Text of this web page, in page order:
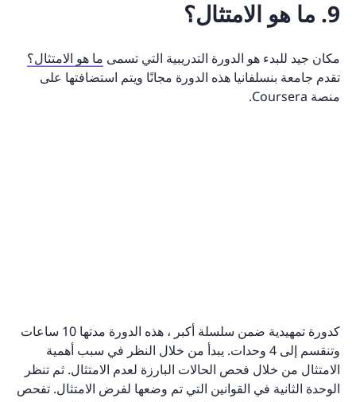
9. ما هو الامتثال؟
مكان جيد للبدء هو الدورة التدريبية التي تسمى ما هو الامتثال؟
تقدم جامعة بنسلفانيا هذه الدورة مجانًا ويتم استضافتها على
منصة Coursera.
كدورة تمهيدية ضمن سلسلة أكبر ، هذه الدورة مدتها 10 ساعات
وتنقسم إلى 4 وحدات. يبدأ من خلال النظر في سبب أهمية
الامتثال من خلال فحص الحالات البارزة لعدم الامتثال. ثم تنظر
الوحدة الثانية في القوانين التي تم وضعها لفرض الامتثال. تفحص